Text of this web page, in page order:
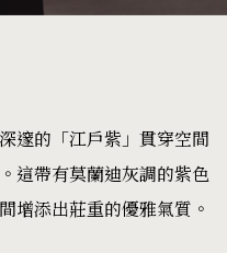
邃的「江戶紫」貫穿空間
這帶有莫蘭迪灰調的紫色
增添出莊重的優雅氣質。